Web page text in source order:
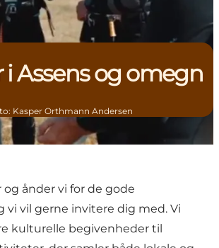
i Assens og omegn
: Kasper Orthmann Andersen
og ånder vi for de gode
vi vil gerne invitere dig med. Vi
kulturelle begivenheder til